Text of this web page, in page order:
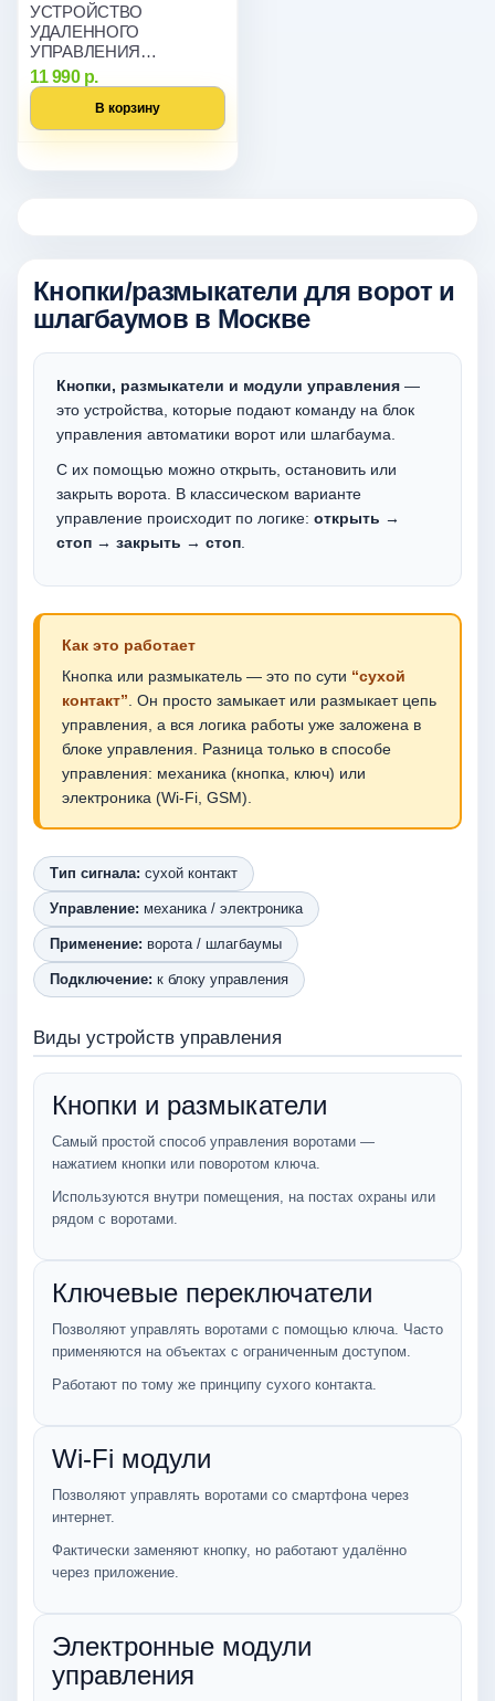
УСТРОЙСТВО
УДАЛЕННОГО
УПРАВЛЕНИЯ
АВТОМАТИЧЕСКИХ
СИСТЕМ REMOOTIO
11 990 р.
В корзину
Кнопки/размыкатели для ворот и
шлагбаумов в Москве
Кнопки, размыкатели и модули управления —
это устройства, которые подают команду на блок
управления автоматики ворот или шлагбаума.
С их помощью можно открыть, остановить или
закрыть ворота. В классическом варианте
управление происходит по логике: открыть →
стоп → закрыть → стоп
Как это работает
Кнопка или размыкатель — это по сути “сухой
контакт” . Он просто замыкает или размыкает цепь
управления, а вся логика работы уже заложена в
блоке управления. Разница только в способе
управления: механика (кнопка, ключ) или
электроника (Wi-Fi, GSM).
Тип сигнала: сухой контакт
Управление: механика / электроника
Применение: ворота / шлагбаумы
Подключение: к блоку управления
Виды устройств управления
Кнопки и размыкатели
Самый простой способ управления воротами —
нажатием кнопки или поворотом ключа.
Используются внутри помещения, на постах охраны или
рядом с воротами.
Ключевые переключатели
Позволяют управлять воротами с помощью ключа. Часто
применяются на объектах с ограниченным доступом.
Работают по тому же принципу сухого контакта.
Wi-Fi модули
Позволяют управлять воротами со смартфона через
интернет.
Фактически заменяют кнопку, но работают удалённо
через приложение.
Электронные модули
управления